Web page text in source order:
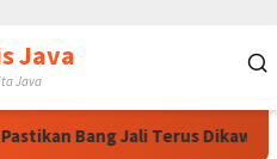
Java
Java
Bang Jali Terus Dikawal dan